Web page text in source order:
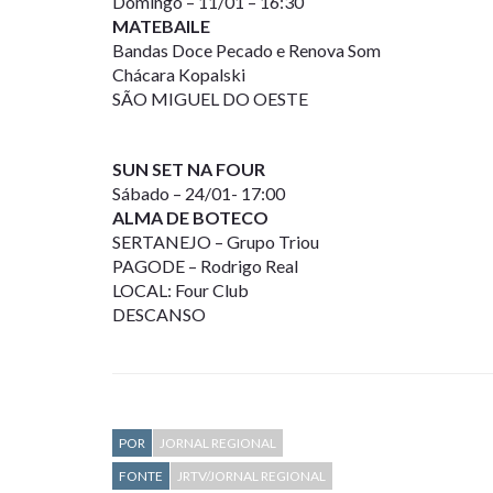
MATEBAILE
Bandas Doce Pecado e Renova Som
Chácara Kopalski
SÃO MIGUEL DO OESTE
SUN SET NA FOUR
Sábado – 24/01- 17:00
ALMA DE BOTECO
SERTANEJO – Grupo Triou
PAGODE – Rodrigo Real
LOCAL: Four Club
DESCANSO
POR
JORNAL REGIONAL
FONTE
JRTV/JORNAL REGIONAL